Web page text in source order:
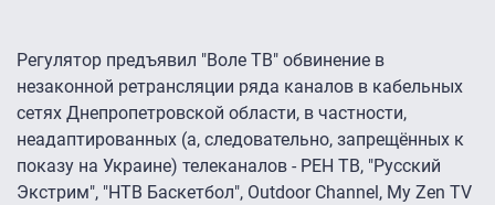
Регулятор предъявил "Воле ТВ" обвинение в
незаконной ретрансляции ряда каналов в кабельных
сетях Днепропетровской области, в частности,
неадаптированных (а, следовательно, запрещённых к
показу на Украине) телеканалов - РЕН ТВ, "Русский
Экстрим", "НТВ Баскетбол", Outdoor Channel, My Zen TV